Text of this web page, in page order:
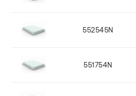
552545N
551754N